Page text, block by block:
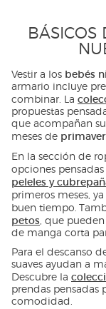
BÁSICOS
Vestir a los bebés
armario incluye
combinar. La
propuestas
que acompañan
meses de
En la sección de
opciones
peleles y
primeros meses,
buen tiempo.
petos , que
de manga corta
Para el descanso
suaves ayudan a
Descubre la
prendas pensadas
comodidad.